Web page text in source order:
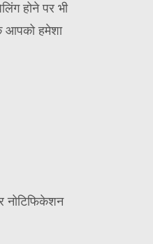
होने पर भी
आपको हमेशा
नोटिफिकेशन